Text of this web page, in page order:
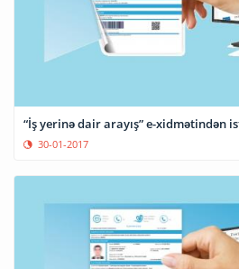
“İş yerinə dair arayış” e-xidmətindən
30-01-2017